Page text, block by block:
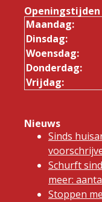
Openingstijden
Maandag:
Dinsdag:
Woensdag:
Donderdag:
Vrijdag:
Nieuws
Sinds
Schurft
meer:
Stoppen